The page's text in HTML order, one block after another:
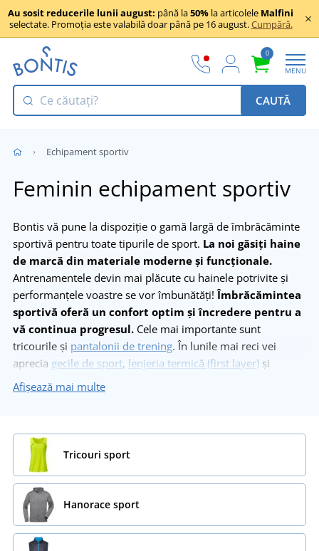
Au sosit reducerile lunii august: până la50% la articolele Malfini
selectate. Promoția este valabilă doar până pe 16 august.Cumpără.
0
MENU
CAUTĂ
Echipament sportiv
Feminin echipament sportiv
Bontis vă pune la dispoziție o gamă largă de îmbrăcăminte
sportivă pentru toate tipurile de sport. La noi găsiți haine
de marcă din materiale moderne și funcționale.
Antrenamentele devin mai plăcute cu hainele potrivite și
performanțele voastre se vor îmbunătăți!Îmbrăcămintea
sportivă oferă un confort optim și încredere pentru a
vă continua progresul. Cele mai importante sunt
tricourile și pantalonii de trening. În lunile mai reci vei
aprecia gecile de sport, lenjeria termică (first layer) și
mănușile
. La noi găsești inclusiv
alergare. Să nu uităm de
Afișează mai multe
Tricouri sport
Hanorace sport